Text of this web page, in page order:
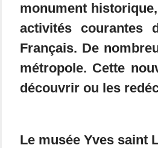
monument
activités courantes
Français. De
métropole. Cette
découvrir ou les
Le musée Yves saint